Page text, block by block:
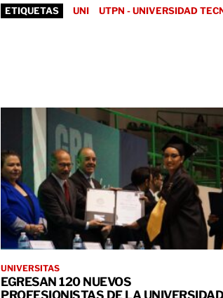
ETIQUETAS UNI UTPN - UNIVERSIDAD
UNIVERSITAS
EGRESAN 120 NUEVOS
PROFESIONISTAS DE LA UNIVERSIDAD